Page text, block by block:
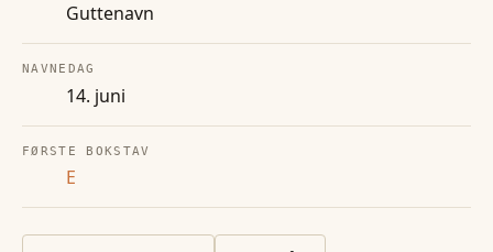
Guttenavn
NAVNEDAG
14. juni
FØRSTE BOKSTAV
E